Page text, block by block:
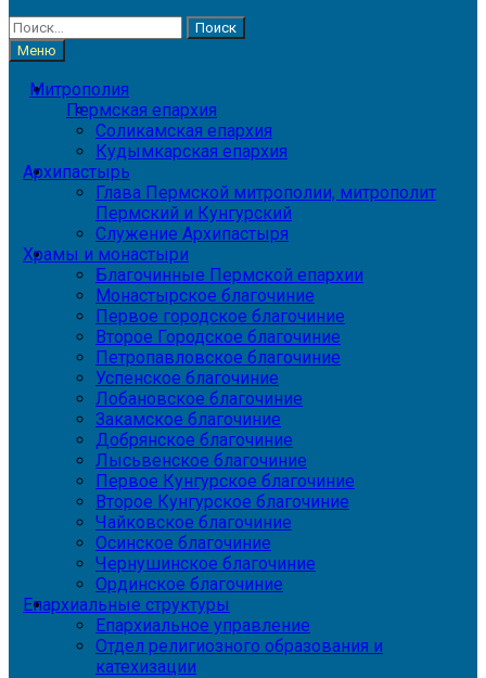
Найти:
Меню
Митрополия
Пермская епархия
Соликамская епархия
Кудымкарская епархия
Архипастырь
Глава Пермской митрополии, митрополит
Пермский и Кунгурский
Служение Архипастыря
Храмы и монастыри
Благочинные Пермской епархии
Монастырское благочиние
Первое городское благочиние
Второе Городское благочиние
Петропавловское благочиние
Успенское благочиние
Лобановское благочиние
Закамское благочиние
Добрянское благочиние
Лысьвенское благочиние
Первое Кунгурское благочиние
Второе Кунгурское благочиние
Чайковское благочиние
Осинское благочиние
Чернушинское благочиние
Ординское благочиние
Епархиальные структуры
Епархиальное управление
Отдел религиозного образования и
катехизации